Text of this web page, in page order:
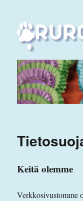
Rurok
Keitä olemme
Verkkosivustomme